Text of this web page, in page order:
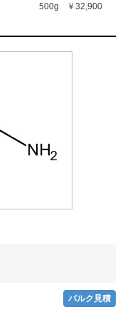
500g ￥32,900
バルク見積